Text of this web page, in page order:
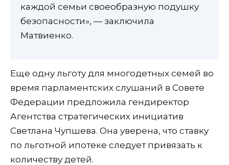
каждой семьи своеобразную подушку
безопасности», — заключила
Матвиенко.
Еще одну льготу для многодетных семей во
время парламентских слушаний в Совете
Федерации предложила гендиректор
Агентства стратегических инициатив
Светлана Чупшева. Она уверена, что ставку
по льготной ипотеке следует привязать к
количеству детей.